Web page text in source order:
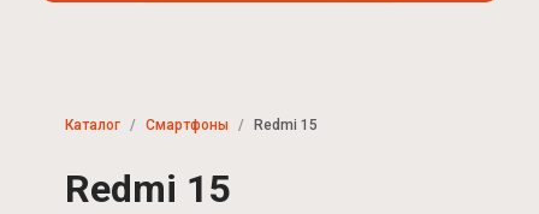
Каталог Смартфоны Redmi 15
Redmi 15